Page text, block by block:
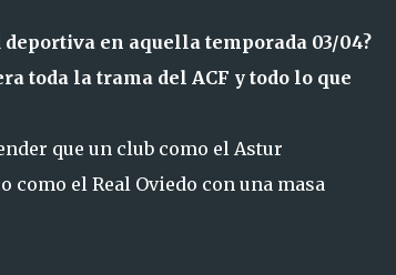
deportiva en aquella temporada 03/04?
toda la trama del ACF y todo lo que
que un club como el Astur
el Real Oviedo con una masa